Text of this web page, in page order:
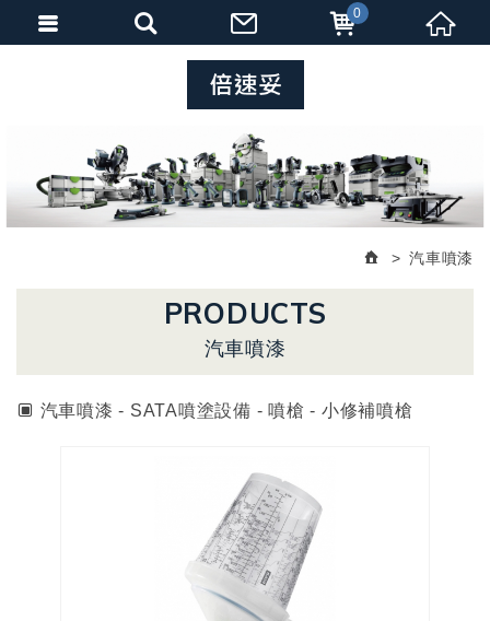
汽車噴漆
PRODUCTS
汽車噴漆
汽車噴漆 - SATA噴塗設備 - 噴槍 - 小修補噴槍
0